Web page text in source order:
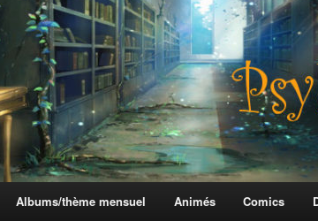
Albums/thème mensuel Animés Comics